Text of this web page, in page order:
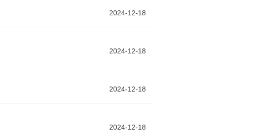
2024-12-18
2024-12-18
2024-12-18
2024-12-18